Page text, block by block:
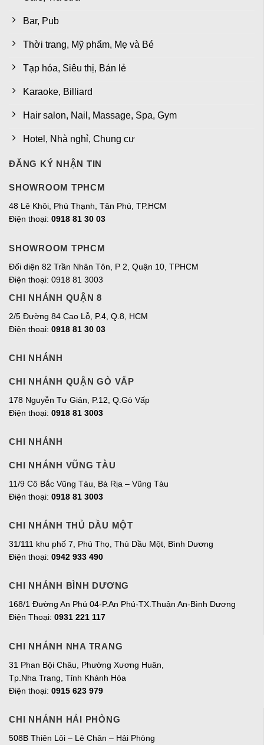
Bar, Pub
Thời trang, Mỹ phẩm, Mẹ và Bé
Tạp hóa, Siêu thị, Bán lẻ
Karaoke, Billiard
Hair salon, Nail, Massage, Spa, Gym
Hotel, Nhà nghỉ, Chung cư
ĐĂNG KÝ NHẬN TIN
SHOWROOM TPHCM
48 Lê Khôi, Phú Thạnh, Tân Phú, TP.HCM
Điện thoại: 0918 81 30 03
SHOWROOM TPHCM
Đối diện 82 Trần Nhân Tôn, P 2, Quận 10, TPHCM
Điện thoại: 0918 81 3003
CHI NHÁNH QUẬN 8
2/5 Đường 84 Cao Lỗ, P.4, Q.8, HCM
Điện thoại: 0918 81 30 03
CHI NHÁNH
CHI NHÁNH QUẬN GÒ VẤP
178 Nguyễn Tư Giản, P.12, Q.Gò Vấp
Điện thoại: 0918 81 3003
CHI NHÁNH
CHI NHÁNH VŨNG TÀU
11/9 Cô Bắc Vũng Tàu, Bà Rịa – Vũng Tàu
Điện thoại: 0918 81 3003
CHI NHÁNH THỦ DẦU MỘT
31/111 khu phố 7, Phú Thọ, Thủ Dầu Một, Bình Dương
Điện thoại: 0942 933 490
CHI NHÁNH BÌNH DƯƠNG
168/1 Đường An Phú 04-P.An Phú-TX.Thuận An-Bình Dương
Điện Thoại: 0931 221 117
CHI NHÁNH NHA TRANG
31 Phan Bội Châu, Phường Xương Huân,
Tp.Nha Trang, Tỉnh Khánh Hòa
Điện thoại: 0915 623 979
CHI NHÁNH HẢI PHÒNG
508B Thiên Lôi – Lê Chân – Hải Phòng